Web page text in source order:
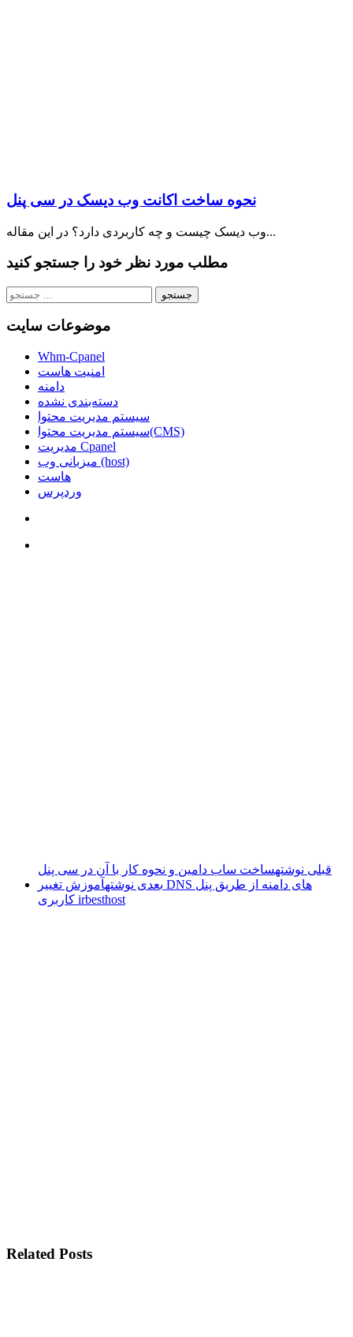
نحوه ساخت اکانت وب دیسک در سی پنل
وب دیسک چیست و چه کاربردی دارد؟ در این مقاله...
مطلب مورد نظر خود را جستجو کنید
موضوعات سایت
Whm-Cpanel
امنیت هاست
دامنه
دسته‌بندی نشده
سیستم مدیریت محتوا
سیستم مدیریت محتوا(CMS)
مدیریت Cpanel
میزبانی وب (host)
هاست
وردپرس
قبلی نوشتهساخت ساب دامین و نحوه کار با آن در سی پنل
بعدی نوشتهآموزش تغییر DNS های دامنه از طریق پنل
کاربری irbesthost
Related Posts